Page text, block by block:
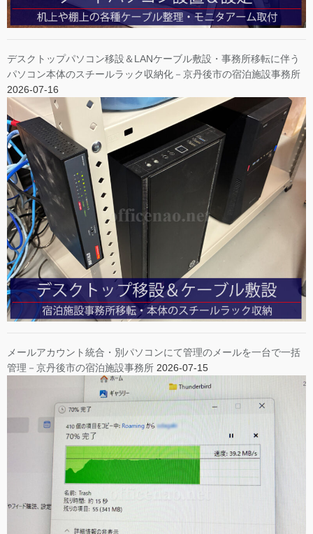
デスクトップパソコン移設＆LANケーブル敷設・事務所移転に伴う
パソコン本体のスチールラック収納化－京丹後市の宿泊施設事務所
2026-07-16
メールアカウント統合・別パソコンにて管理のメールを一台で一括
管理－京丹後市の宿泊施設事務所 2026-07-15